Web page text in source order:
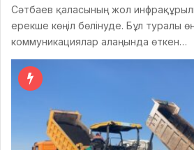
Сәтбаев қаласының жол
ерекше көңіл бөлінуде. Бұл туралы
коммуникациялар алаңында өткен…